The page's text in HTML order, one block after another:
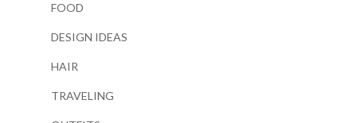
FOOD
DESIGN IDEAS
HAIR
TRAVELING